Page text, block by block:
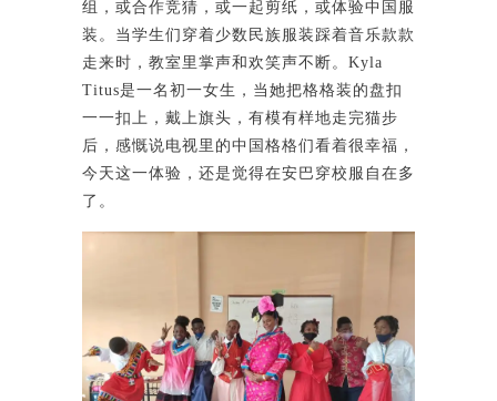
组，或合作竞猜，或一起剪纸，或体验中国服
装。当学生们穿着少数民族服装踩着音乐款款
走来时，教室里掌声和欢笑声不断。Kyla
Titus是一名初一女生，当她把格格装的盘扣
一一扣上，戴上旗头，有模有样地走完猫步
后，感慨说电视里的中国格格们看着很幸福，
今天这一体验，还是觉得在安巴穿校服自在多
了。